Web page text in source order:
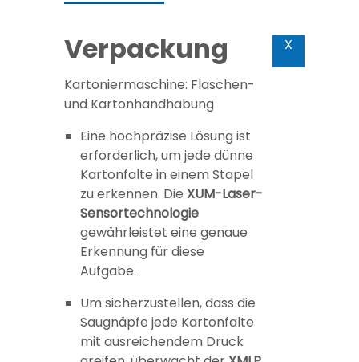
X
Verpackung
Kartoniermaschine: Flaschen-
und Kartonhandhabung
Eine hochpräzise Lösung ist
erforderlich, um jede dünne
Kartonfalte in einem Stapel
zu erkennen. Die XUM-Laser-
Sensortechnologie
gewährleistet eine genaue
Erkennung für diese
Aufgabe.
Um sicherzustellen, dass die
Saugnäpfe jede Kartonfalte
mit ausreichendem Druck